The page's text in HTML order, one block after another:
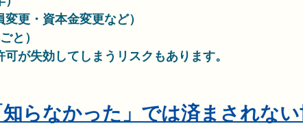
更・資本金変更など）
と）
可が失効してしまうリスクもあります。
らなかった」では済まされな